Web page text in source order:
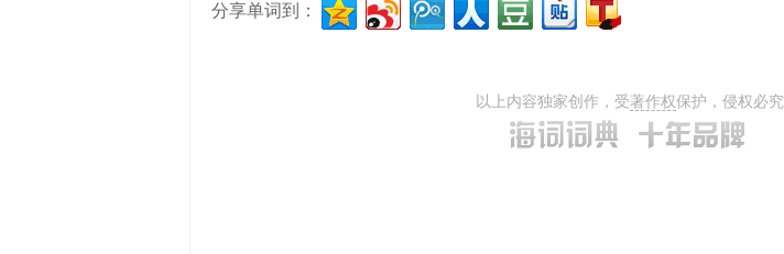
分享单词到：
以上内容独家创作，受著作权保护，侵权必究